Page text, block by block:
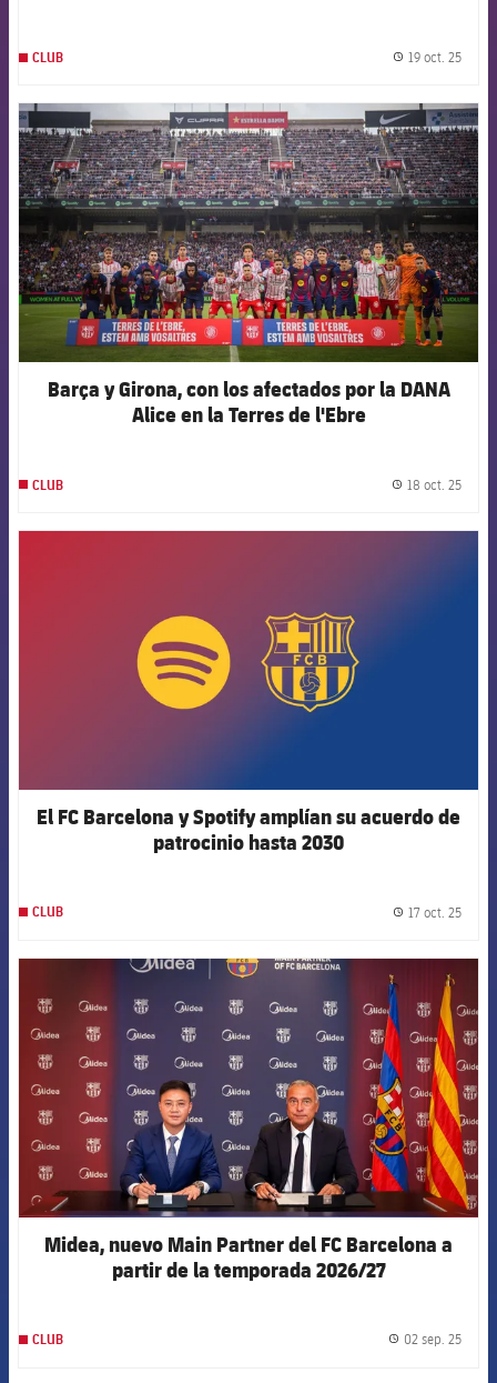
CLUB 19 oct. 25
FCB Barcelona badge
Barça y Girona, con los afectados por la DANA
Alice en la Terres de l'Ebre
CLUB 18 oct. 25
El FC Barcelona y Spotify amplían su acuerdo de
patrocinio hasta 2030
CLUB 17 oct. 25
FCB Barcelona badge
Midea, nuevo Main Partner del FC Barcelona a
partir de la temporada 2026/27
CLUB 02 sep. 25